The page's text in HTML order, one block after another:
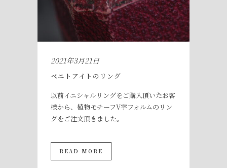
2021年3月21日
ベニトアイトのリング
以前イニシャルリングをご購入頂いたお客
様から、植物モチーフV字フォルムのリン
グをご注文頂きました。
READ MORE